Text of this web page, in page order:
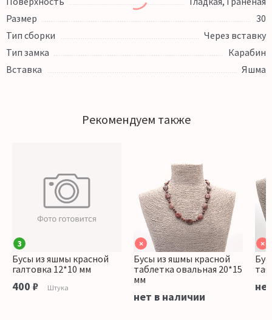
Размер
30
Тип сборки
Через вставку
Тип замка
Карабин
Вставка
Яшма
Рекомендуем также
3
Бусы из яшмы красной
галтовка 12*10 мм
400 ₽ Штука
×
Бусы из яшмы красной
таблетка овальная 20*15
мм
нет в наличии
×